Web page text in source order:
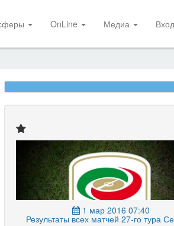
OnLine Медиа Вход
1 мар 2016 07:40
Результаты всех матчей 27-го тура